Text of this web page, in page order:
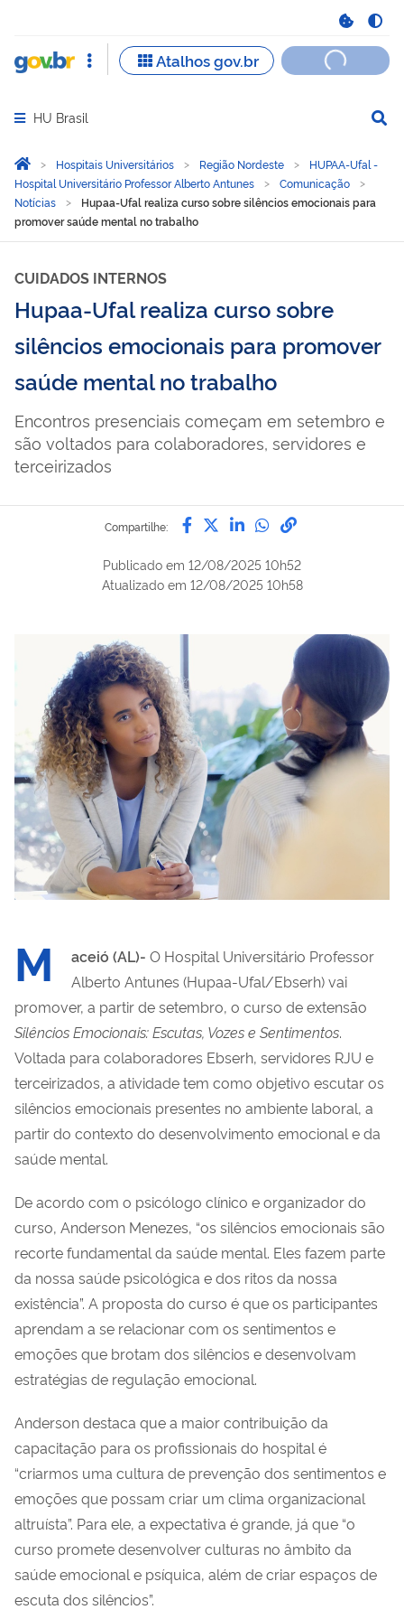
Abrir menu principal de navegação
HU Brasil
Você está aqui:
Página Inicial
Hospitais Universitários Região Nordeste
HUPAA-Ufal -
Hospital Universitário Professor Alberto Antunes
Comunicação
Notícias
Hupaa-Ufal realiza curso sobre silêncios emocionais para
promover saúde mental no trabalho
CUIDADOS INTERNOS
Hupaa-Ufal realiza curso sobre
silêncios emocionais para promover
saúde mental no trabalho
Encontros presenciais começam em setembro e
são voltados para colaboradores, servidores e
terceirizados
Compartilhe: Compartilhe por Facebook
Compartilhe por Twitter
Compartilhe por
Compartilhe
link para
Publicado em 12/08/2025 10h52
Atualizado em 12/08/2025 10h58
M aceió (AL)- O Hospital Universitário Professor
Alberto Antunes (Hupaa-Ufal/Ebserh) vai
promover, a partir de setembro, o curso de extensão
Silêncios Emocionais: Escutas, Vozes e Sentimentos.
Voltada para colaboradores Ebserh, servidores RJU e
terceirizados, a atividade tem como objetivo escutar os
silêncios emocionais presentes no ambiente laboral, a
partir do contexto do desenvolvimento emocional e da
saúde mental.
De acordo com o psicólogo clínico e organizador do
curso, Anderson Menezes, “os silêncios emocionais são
recorte fundamental da saúde mental. Eles fazem parte
da nossa saúde psicológica e dos ritos da nossa
existência”. A proposta do curso é que os participantes
aprendam a se relacionar com os sentimentos e
emoções que brotam dos silêncios e desenvolvam
estratégias de regulação emocional.
Anderson destaca que a maior contribuição da
capacitação para os profissionais do hospital é
“criarmos uma cultura de prevenção dos sentimentos e
emoções que possam criar um clima organizacional
altruísta”. Para ele, a expectativa é grande, já que “o
curso promete desenvolver culturas no âmbito da
saúde emocional e psíquica, além de criar espaços de
escuta dos silêncios”.